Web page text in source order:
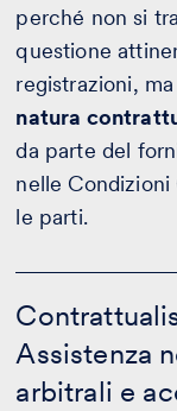
perché non si
questione
registrazioni,
natura
da parte del
nelle
le parti.
Assistenza
arbitrali e
commerciale
-
Calcola
preventivo